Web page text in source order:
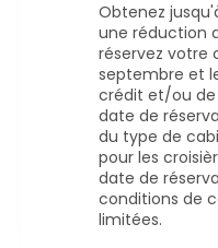
Obtenez
une réduction
réservez votre
septembre et
crédit et/ou de
date de
du type de
pour les
date de
conditions de
limitées.